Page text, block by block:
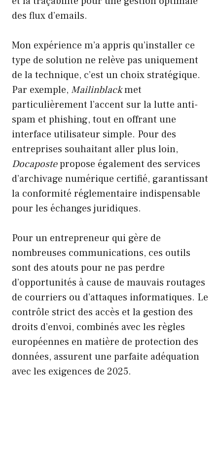
des flux d’emails.
Mon expérience m’a appris qu’installer ce
type de solution ne relève pas uniquement
de la technique, c’est un choix stratégique.
Par exemple, Mailinblackmet
particulièrement l’accent sur la lutte anti-
spam et phishing, tout en offrant une
interface utilisateur simple. Pour des
entreprises souhaitant aller plus loin,
Docapostepropose également des services
d’archivage numérique certifié, garantissant
la conformité réglementaire indispensable
pour les échanges juridiques.
Pour un entrepreneur qui gère de
nombreuses communications, ces outils
sont des atouts pour ne pas perdre
d’opportunités à cause de mauvais routages
de courriers ou d’attaques informatiques. Le
contrôle strict des accès et la gestion des
droits d’envoi, combinés avec les règles
européennes en matière de protection des
données, assurent une parfaite adéquation
avec les exigences de 2025.